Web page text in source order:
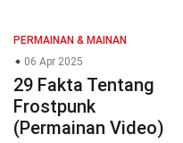
PERMAINAN & MAINAN
06 Apr 2025
29 Fakta Tentang
Frostpunk
(Permainan Video)